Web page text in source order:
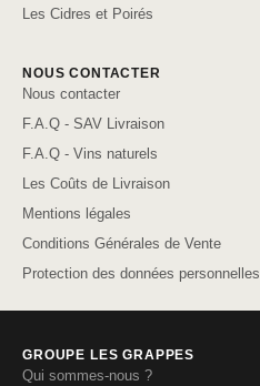
Les Cidres et Poirés
NOUS CONTACTER
Nous contacter
F.A.Q - SAV Livraison
F.A.Q - Vins naturels
Les Coûts de Livraison
Mentions légales
Conditions Générales de Vente
Protection des données personnelles
GROUPE LES GRAPPES
Qui sommes-nous ?